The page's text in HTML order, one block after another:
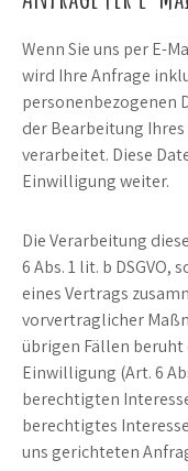
Wenn Sie uns per E-
wird Ihre Anfrage
personenbezogenen
der Bearbeitung
verarbeitet. Diese
Einwilligung weiter.
Die Verarbeitung
6 Abs. 1 lit. b
eines Vertrags
vorvertraglicher
übrigen Fällen
Einwilligung (Art. 6
berechtigten
berechtigtes
uns gerichteten